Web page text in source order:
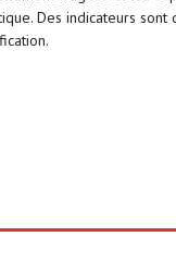
Des indicateurs